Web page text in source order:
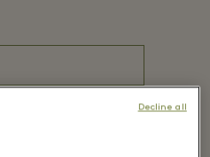
Decline all